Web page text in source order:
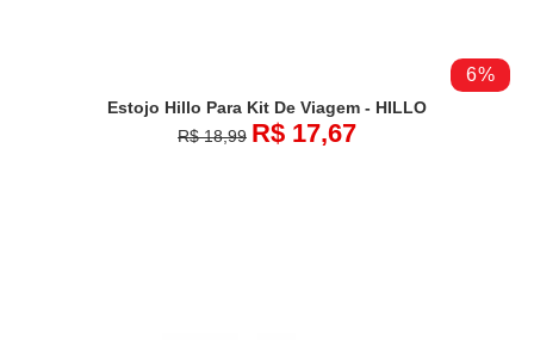
6%
Estojo Hillo Para Kit De Viagem - HILLO
R$ 18,99 R$ 17,67